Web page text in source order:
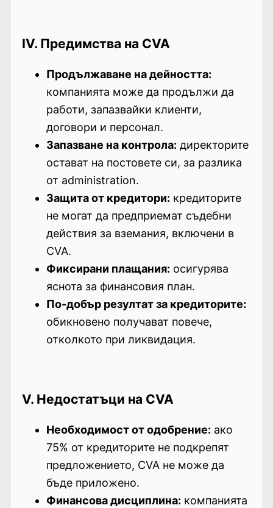
IV. Предимства на CVA
Продължаване на дейността:
компанията може да продължи да
работи, запазвайки клиенти,
договори и персонал.
Запазване на контрола: директорите
остават на постовете си, за разлика
от administration.
Защита от кредитори: кредиторите
не могат да предприемат съдебни
действия за вземания, включени в
CVA.
Фиксирани плащания: осигурява
яснота за финансовия план.
По-добър резултат за кредиторите:
обикновено получават повече,
отколкото при ликвидация.
V. Недостатъци на CVA
Необходимост от одобрение: ако
75% от кредиторите не подкрепят
предложението, CVA не може да
бъде приложено.
Финансова дисциплина: компанията